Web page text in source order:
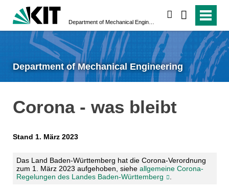
Department of Mechanical Engineering
Corona - was bleibt
Stand 1. März 2023
Das Land Baden-Württemberg hat die Corona-Verordnung
zum 1. März 2023 aufgehoben, siehe allgemeine Corona-
Regelungen des Landes Baden-Württemberg
.